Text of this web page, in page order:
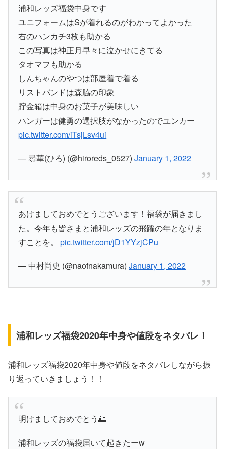
浦和レッズ福袋中身です
ユニフォームはSが着れるのがわかってよかった
右のハンカチ3枚も助かる
この写真は神正月早々に泣かせにきてる
タオマフも助かる
しんちゃんのやつは部屋着で着る
リストバンドは森脇の印象
貯金箱は中身のお菓子が美味しい
ハンガーは健勇の選択肢がなかったのでユンカー
pic.twitter.com/iTsjLsv4ui
— 尋華(ひろ) (@hiroreds_0527)January 1, 2022
あけましておめでとうございます！福袋が届きまし
た。今年も皆さまと浦和レッズの飛躍の年となりま
すことを。pic.twitter.com/jD1YYzjCPu
— 中村尚史 (@naofnakamura)January 1, 2022
浦和レッズ福袋2020年中身や値段をネタバレ！
浦和レッズ福袋2020年中身や値段をネタバレしながら振
り返っていきましょう！！
明けましておめでとう🌅
浦和レッズの福袋届いて起きたーw